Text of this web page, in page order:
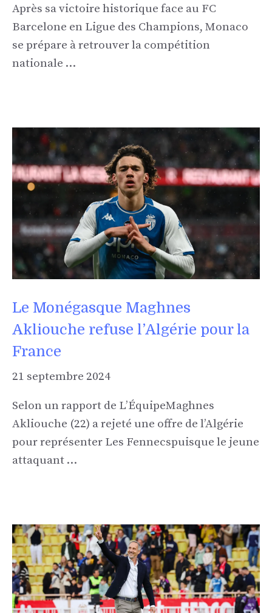
Après sa victoire historique face au FC
Barcelone en Ligue des Champions, Monaco
se prépare à retrouver la compétition
nationale …
Le Monégasque Maghnes
Akliouche refuse l’Algérie pour la
France
21 septembre 2024
Selon un rapport de L’ÉquipeMaghnes
Akliouche (22) a rejeté une offre de l’Algérie
pour représenter Les Fennecspuisque le jeune
attaquant …